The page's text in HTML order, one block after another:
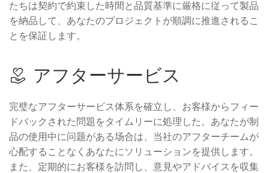
たちは契約で約束した時間と品質基準に厳格に従って製品
を納品して、あなたのプロジェクトが順調に推進されるこ
とを保証します。
アフターサービス
完璧なアフターサービス体系を確立し、お客様からフィー
ドバックされた問題をタイムリーに処理した。あなたが制
品の使用中に问题がある场合は、当社のアフターチームが
心配することなくあなたにソリューションを提供します。
また、定期的にお客様を訪問し、意見やアドバイスを収集